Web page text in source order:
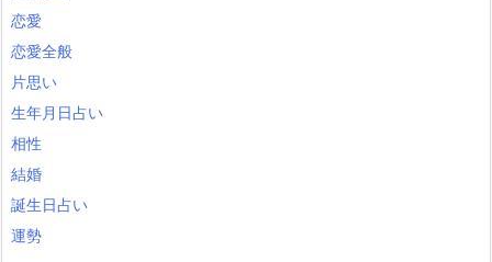
恋愛
恋愛全般
片思い
生年月日占い
相性
結婚
誕生日占い
運勢